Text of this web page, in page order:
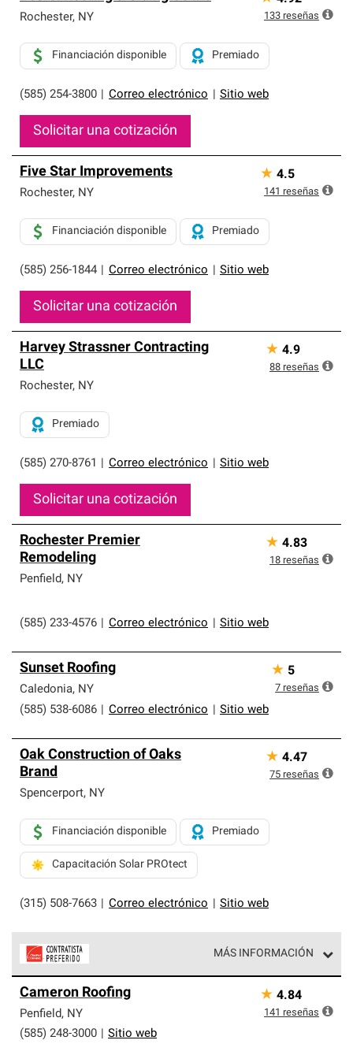
Rochester, NY
(585) 254-3800 Correo electrónico Sitio web
Financiación disponible Premiado
Solicitar una cotización
133 reseñas
Five Star Improvements
Rochester, NY
(585) 256-1844 Correo electrónico Sitio web
Financiación disponible Premiado
Solicitar una cotización
★ 4.5
141 reseñas
Harvey Strassner Contracting
LLC
Rochester, NY
(585) 270-8761 Correo electrónico Sitio web
Premiado
Solicitar una cotización
★ 4.9
88 reseñas
Rochester Premier
Remodeling
Penfield, NY
(585) 233-4576 Correo electrónico Sitio web
★ 4.83
18 reseñas
Sunset Roofing
Caledonia, NY
(585) 538-6086
Correo electrónico Sitio web
★ 5
7 reseñas
Oak Construction of Oaks
Brand
Spencerport, NY
(315) 508-7663 Correo electrónico Sitio web
Financiación disponible Premiado
Capacitación Solar PROtect
★ 4.47
75 reseñas
MÁS INFORMACIÓN
parte de una red exclusiva de profesionales de techos
que cumplen con altos estándares y requisitos estrictos
de profesionalismo y confiabilidad.
Cameron Roofing
Penfield, NY
(585) 248-3000
Sitio web
★ 4.84
141 reseñas